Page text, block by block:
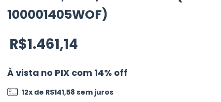
100001405WOF)
R$1.461,14
À vista no PIX com 14% off
12x de R$141,58 sem juros